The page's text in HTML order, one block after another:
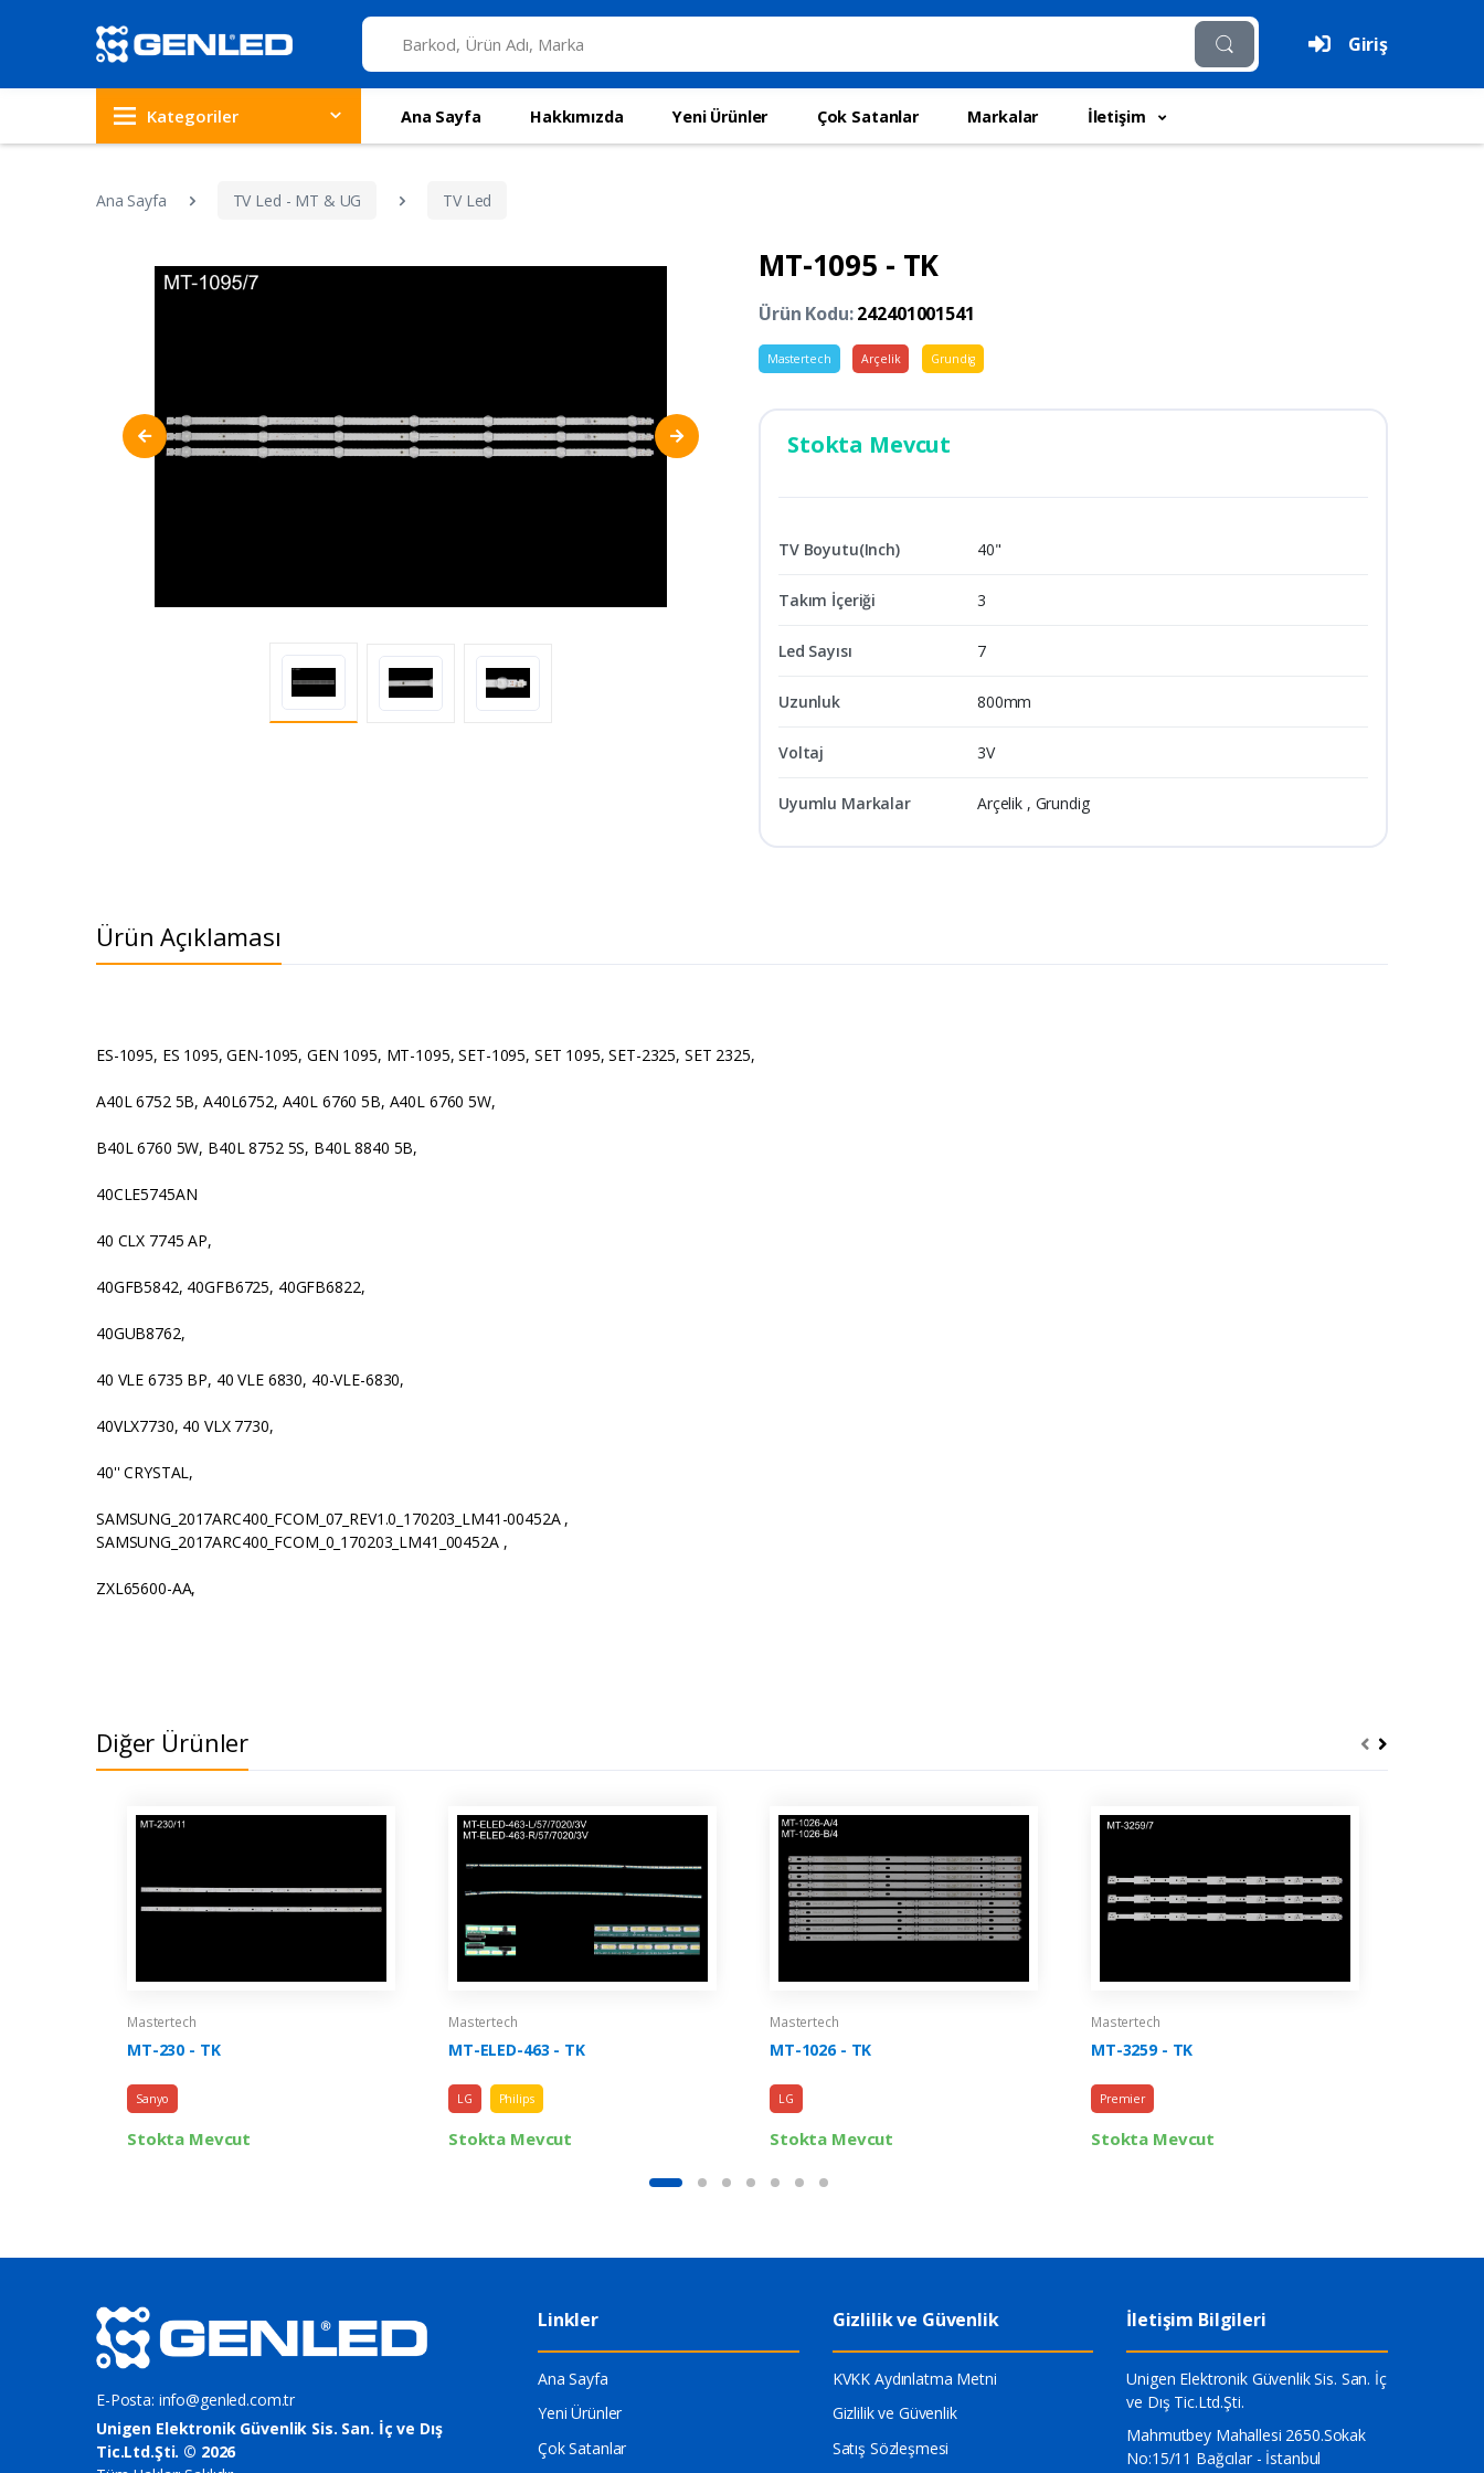
Giriş
Kategoriler Ana Sayfa Hakkımızda Yeni Ürünler Çok Satanlar Markalar İletişim
Ana Sayfa TV Led - MT & UG TV Led
MT-1095 - TK
Ürün Kodu:242401001541
Mastertech Arçelik Grundig
Stokta Mevcut
TV Boyutu(Inch) 40"
Takım İçeriği 3
Led Sayısı 7
Uzunluk 800mm
Voltaj 3V
Uyumlu Markalar Arçelik , Grundig
Ürün Açıklaması
ES-1095, ES 1095, GEN-1095, GEN 1095, MT-1095, SET-1095, SET 1095, SET-2325, SET 2325,
A40L 6752 5B, A40L6752, A40L 6760 5B, A40L 6760 5W,
B40L 6760 5W, B40L 8752 5S, B40L 8840 5B,
40CLE5745AN
40 CLX 7745 AP,
40GFB5842, 40GFB6725, 40GFB6822,
40GUB8762,
40 VLE 6735 BP, 40 VLE 6830, 40-VLE-6830,
40VLX7730, 40 VLX 7730,
40'' CRYSTAL,
SAMSUNG_2017ARC400_FCOM_07_REV1.0_170203_LM41-00452A ,
SAMSUNG_2017ARC400_FCOM_0_170203_LM41_00452A ,
ZXL65600-AA,
Diğer Ürünler
Mastertech
MT-230 - TK
Sanyo
Stokta Mevcut
Mastertech
MT-ELED-463 - TK
LG Philips
Stokta Mevcut
Mastertech
MT-1026 - TK
LG
Stokta Mevcut
Mastertech
MT-3259 - TK
Premier
Stokta Mevcut
E-Posta: info@genled.com.tr
Unigen Elektronik Güvenlik Sis. San. İç ve Dış
Tic.Ltd.Şti. © 2026
Linkler
Ana Sayfa
Yeni Ürünler
Çok Satanlar
Gizlilik ve Güvenlik
KVKK Aydınlatma Metni
Gizlilik ve Güvenlik
Satış Sözleşmesi
İletişim Bilgileri
Unigen Elektronik Güvenlik Sis. San. İç
ve Dış Tic.Ltd.Şti.
Mahmutbey Mahallesi 2650.Sokak
No:15/11 Bağcılar - İstanbul